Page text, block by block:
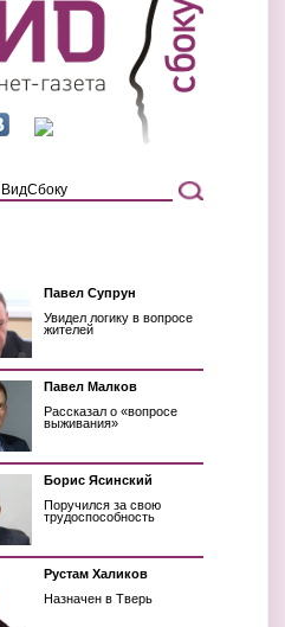
Павел Супрун
Увидел логику в вопросе
жителей
Павел Малков
Рассказал о «вопросе
выживания»
Борис Ясинский
Поручился за свою
трудоспособность
Рустам Халиков
Назначен в Тверь